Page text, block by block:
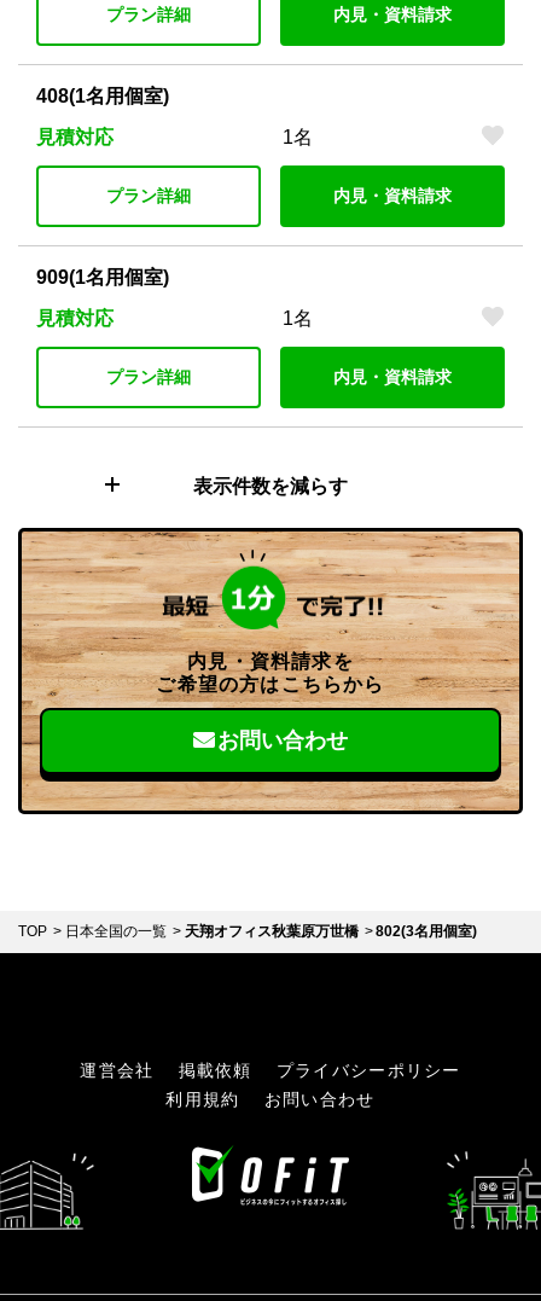
プラン詳細 内見・資料請求
408(1名用個室)
見積対応
1名
プラン詳細 内見・資料請求
909(1名用個室)
見積対応
1名
プラン詳細 内見・資料請求
表示件数を減らす
内見・資料請求を
ご希望の方はこちらから
お問い合わせ
TOP 日本全国の一覧 天翔オフィス秋葉原万世橋 802(3名用個室)
運営会社 掲載依頼
プライバシーポリシー
利用規約
お問い合わせ